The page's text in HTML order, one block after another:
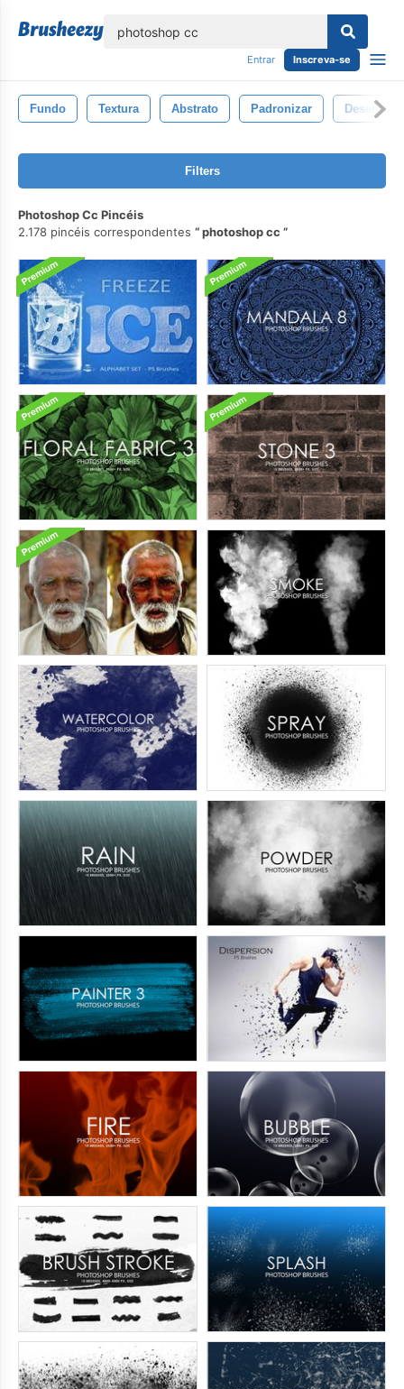
Entrar Inscreva-se
Fundo Textura Abstrato Padronizar Desenhar
Filters
Photoshop Cc Pincéis
2.178 pincéis correspondentes
photoshop cc